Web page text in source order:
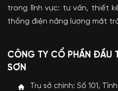
trong lĩnh vực: tư vấn, thiết
thống điện năng lượng mặt
CÔNG TY CỔ PHẦN ĐẦU
SƠN
Trụ sở chính: Số 101,